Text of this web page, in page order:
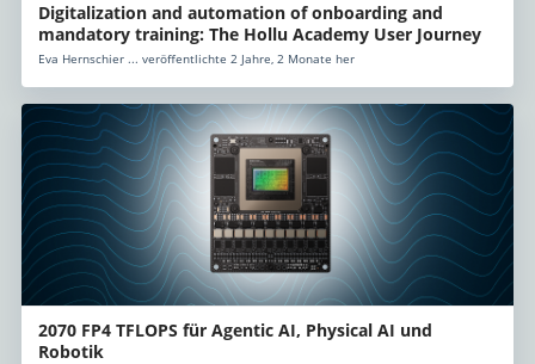
Digitalization and automation of onboarding and
mandatory training: The Hollu Academy User Journey
Eva Hernschier ... veröffentlichte 2 Jahre, 2 Monate her
2070 FP4 TFLOPS für Agentic AI, Physical AI und
Robotik